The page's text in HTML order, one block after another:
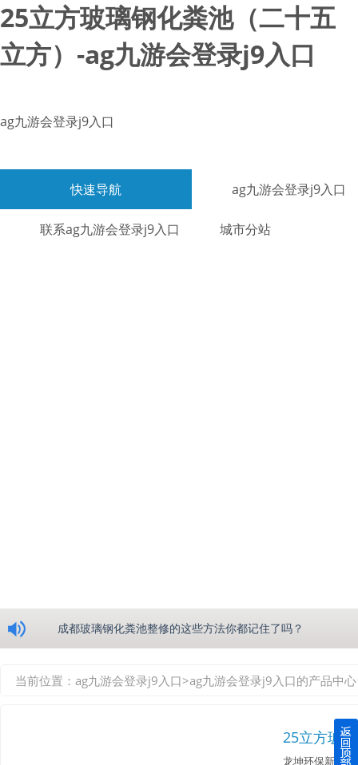
25立方玻璃钢化粪池（二十五
立方）-ag九游会登录j9入口
ag九游会登录j9入口
快速导航 ag九游会登录j9入口
联系ag九游会登录j9入口 城市分站
成都玻璃钢化粪池整修的这些方法你都记住了吗？
四川玻璃钢化粪池逐渐取代传统玻璃钢化粪池的这几点原因
当前位置： ag九游会登录j9入口>ag九游会登录j9入口的产品中心
25立方玻
龙坤环保新型